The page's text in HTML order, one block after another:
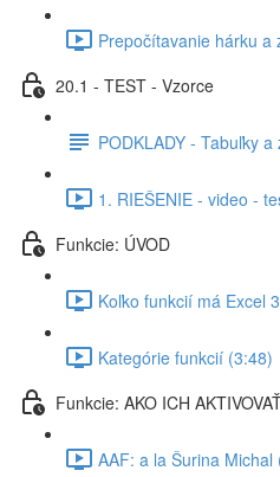
Prepočítavanie hárku a
20.1 - TEST - Vzorce
PODKLADY - Tabuľky a
1. RIEŠENIE - video -
Funkcie: ÚVOD
Koľko funkcií má Excel
Kategórie funkcií (3:48)
Funkcie: AKO ICH
AAF: a la Šurina Michal